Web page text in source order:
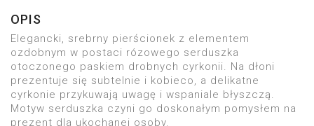
OPIS
Elegancki, srebrny pierścionek z elementem
ozdobnym w postaci rózowego serduszka
otoczonego paskiem drobnych cyrkonii. Na dłoni
prezentuje się subtelnie i kobieco, a delikatne
cyrkonie przykuwają uwagę i wspaniale błyszczą.
Motyw serduszka czyni go doskonałym pomysłem na
prezent dla ukochanej osoby.